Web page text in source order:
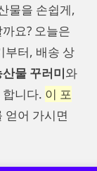
물을 손쉽게,
요? 오늘은
부터, 배송 상
물 꾸러미와
니다. 이 포
얻어 가시면